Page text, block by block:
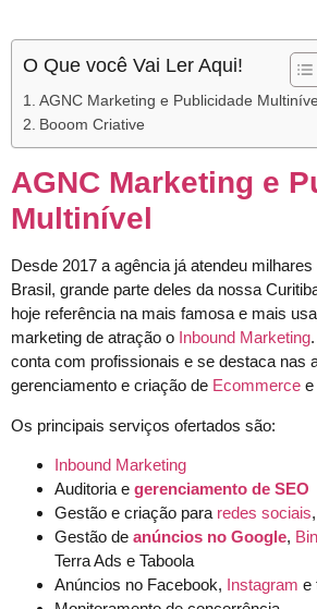
O Que você Vai Ler Aqui!
AGNC Marketing e Publicidade Multinível
Booom Criative
AGNC Marketing e
Multinível
Desde 2017 a agência já atendeu
Brasil, grande parte deles da nossa
hoje referência na mais famosa e mais
marketing de atração o Inbound Marketing
conta com profissionais e se destaca nas
gerenciamento e criação de Ecommerce e
Os principais serviços ofertados são:
Inbound Marketing
Auditoria e gerenciamento de SEO
Gestão e criação para redes sociais,
Gestão de anúncios no Google,
Terra Ads e Taboola
Anúncios no Facebook, Instagram e